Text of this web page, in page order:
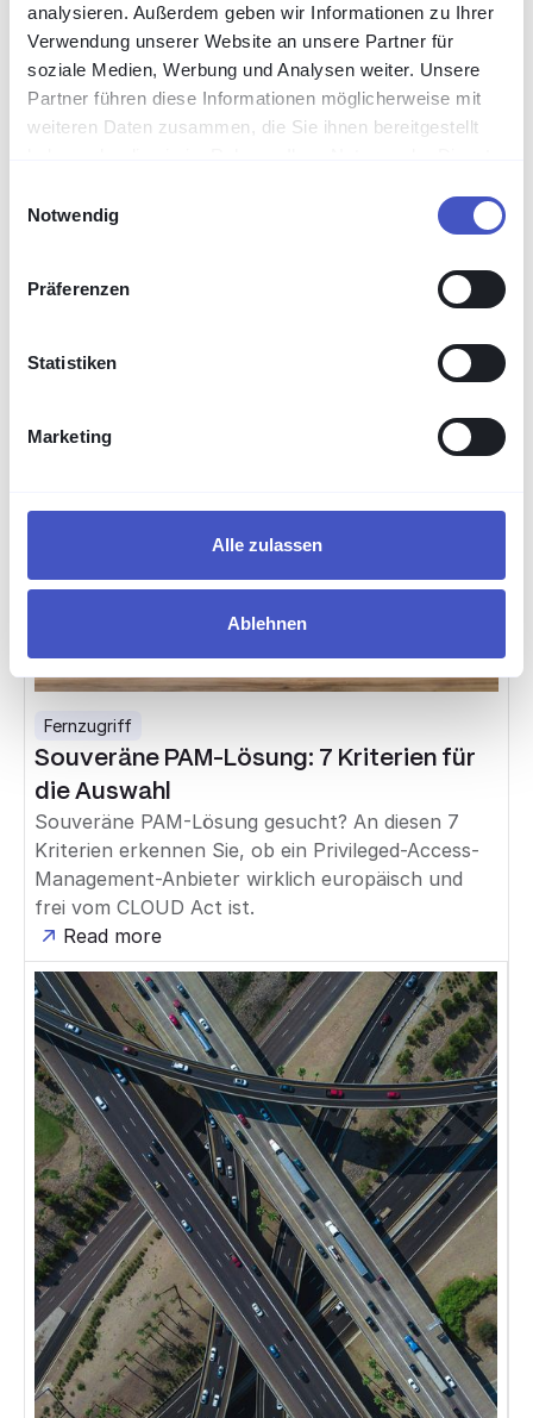
analysieren. Außerdem geben wir Informationen zu Ihrer
Verwendung unserer Website an unsere Partner für
soziale Medien, Werbung und Analysen weiter. Unsere
Partner führen diese Informationen möglicherweise mit
weiteren Daten zusammen, die Sie ihnen bereitgestellt
Notwendig
Präferenzen
Statistiken
Marketing
Alle zulassen
Ablehnen
Sicherheitstrends
Cyberabwehr (PwC-Studie)
Eine PwC-Studie zeigt: Der Mittelstand
Reifegradstufen – mit Folgen für Lieferketten,
Fernzugriff
Souveräne PAM-Lösung: 7 Kriterien für
die Auswahl
Souveräne PAM-Lösung gesucht? An diesen 7
Kriterien erkennen Sie, ob ein Privileged-Access-
Management-Anbieter wirklich europäisch und
frei vom CLOUD Act ist.
Read more